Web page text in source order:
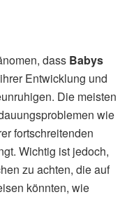
dass Babys
Entwicklung und
Die meisten
wie
fortschreitenden
Wichtig ist jedoch,
zu achten, die auf
könnten, wie